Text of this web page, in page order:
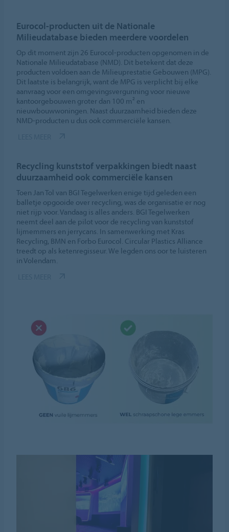
Eurocol-producten uit de Nationale
Milieudatabase bieden meerdere voordelen
Op dit moment zijn 26 Eurocol-producten opgenomen in de
Nationale Milieudatabase (NMD). Dit betekent dat deze
producten voldoen aan de Milieuprestatie Gebouwen (MPG).
Dit laatste is belangrijk, want de MPG is verplicht bij elke
aanvraag voor een omgevingsvergunning voor nieuwe
kantoorgebouwen groter dan 100 m² en
nieuwbouwwoningen. Naast duurzaamheid bieden deze
NMD-producten u dus ook commerciële kansen.
Recycling kunststof verpakkingen biedt naast
duurzaamheid ook commerciële kansen
Toen Jan Tol van BGI Tegelwerken enige tijd geleden een
balletje opgooide over recycling, was de organisatie er nog
niet rijp voor. Vandaag is alles anders. BGI Tegelwerken
neemt deel aan de pilot voor de recycling van kunststof
lijmemmers en jerrycans. In samenwerking met Kras
Recycling, BMN en Forbo Eurocol. Circular Plastics Alliance
treedt op als ketenregisseur. We legden ons oor te luisteren
in Volendam.